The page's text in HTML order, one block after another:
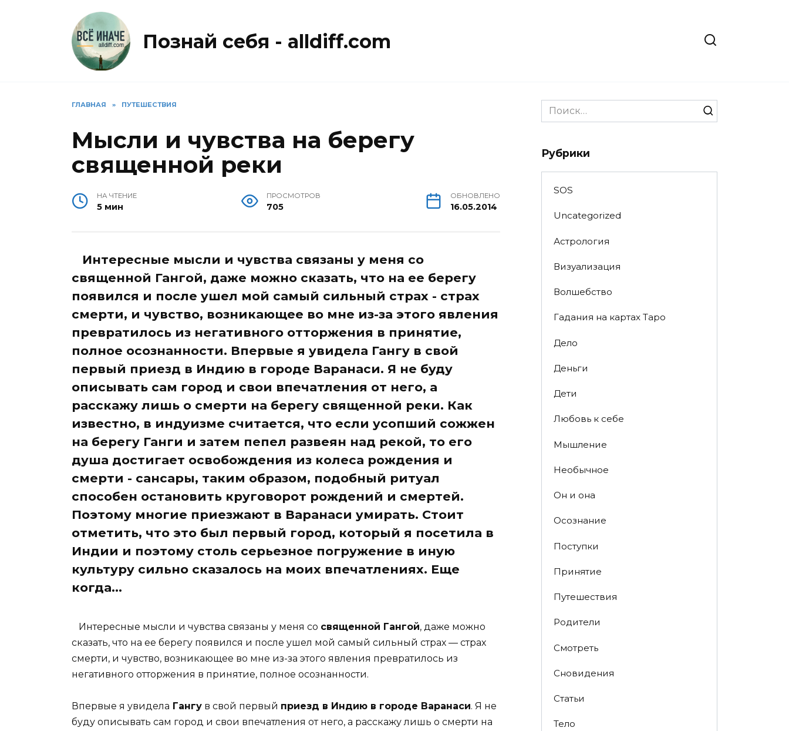
Познай себя - alldiff.com
ГЛАВНАЯ » ПУТЕШЕСТВИЯ
Мысли и чувства на берегу
священной реки
НА ЧТЕНИЕ
5 мин
ПРОСМОТРОВ
705
ОБНОВЛЕНО
16.05.2014
Интересные мысли и чувства связаны у меня со
священной Гангой, даже можно сказать, что на ее берегу
появился и после ушел мой самый сильный страх - страх
смерти, и чувство, возникающее во мне из-за этого явления
превратилось из негативного отторжения в принятие,
полное осознанности. Впервые я увидела Гангу в свой
первый приезд в Индию в городе Варанаси. Я не буду
описывать сам город и свои впечатления от него, а
расскажу лишь о смерти на берегу священной реки. Как
известно, в индуизме считается, что если усопший сожжен
на берегу Ганги и затем пепел развеян над рекой, то его
душа достигает освобождения из колеса рождения и
смерти - сансары, таким образом, подобный ритуал
способен остановить круговорот рождений и смертей.
Поэтому многие приезжают в Варанаси умирать. Стоит
отметить, что это был первый город, который я посетила в
Индии и поэтому столь серьезное погружение в иную
культуру сильно сказалось на моих впечатлениях. Еще
когда...
Интересные мысли и чувства связаны у меня со священной Гангой, даже можно
сказать, что на ее берегу появился и после ушел мой самый сильный страх — страх
смерти, и чувство, возникающее во мне из-за этого явления превратилось из
негативного отторжения в принятие, полное осознанности.
Впервые я увидела Гангу в свой первый приезд в Индию в городе Варанаси. Я не
буду описывать сам город и свои впечатления от него, а расскажу лишь о смерти на
Search
for:
Рубрики
SOS
Uncategorized
Астрология
Визуализация
Волшебство
Гадания на картах Таро
Дело
Деньги
Дети
Любовь к себе
Мышление
Необычное
Он и она
Осознание
Поступки
Принятие
Путешествия
Родители
Смотреть
Сновидения
Статьи
Тело